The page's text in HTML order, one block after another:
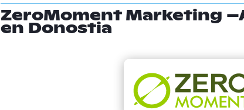
ZeroMoment Marketing
en Donostia